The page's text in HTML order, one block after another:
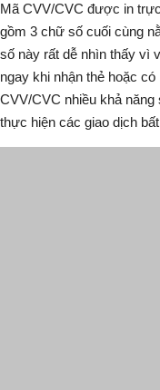
Mã CVV/CVC được in
gồm 3 chữ số cuối cùng
số này rất dễ nhìn thấy vì
ngay khi nhận thẻ hoặc
CVV/CVC nhiều khả
thực hiện các giao dịch